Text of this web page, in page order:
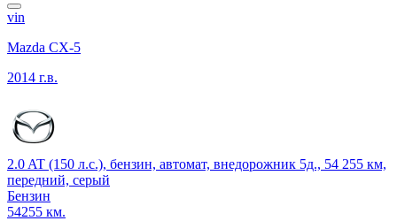
vin
Mazda CX-5
2014 г.в.
2.0 AT (150 л.с.), бензин, автомат, внедорожник 5д., 54 255 км,
передний, серый
Бензин
54255 км.